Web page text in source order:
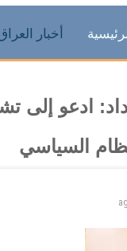
أخبار
ادعو
السياسي